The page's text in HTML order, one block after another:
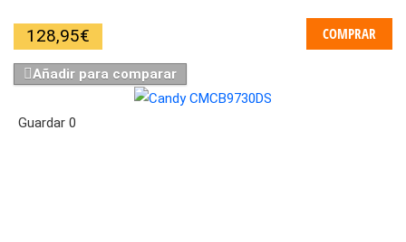
128,95€ COMPRAR
Añadir para comparar
Guardar 0